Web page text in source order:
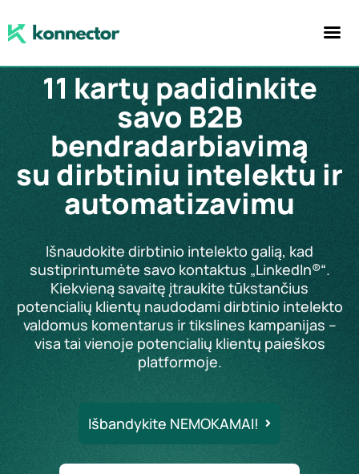
11 kartų padidinkite
savo B2B
bendradarbiavimą
su dirbtiniu intelektu ir
automatizavimu
Išnaudokite dirbtinio intelekto galią, kad
sustiprintumėte savo kontaktus „LinkedIn®“.
Kiekvieną savaitę įtraukite tūkstančius
potencialių klientų naudodami dirbtinio intelekto
valdomus komentarus ir tikslines kampanijas –
visa tai vienoje potencialių klientų paieškos
platformoje.
Išbandykite NEMOKAMAI!